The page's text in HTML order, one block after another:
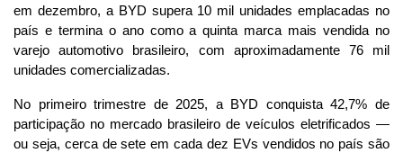
em dezembro, a BYD supera 10 mil unidades emplacadas no
país e termina o ano como a quinta marca mais vendida no
varejo automotivo brasileiro, com aproximadamente 76 mil
unidades comercializadas.
No primeiro trimestre de 2025, a BYD conquista 42,7% de
participação no mercado brasileiro de veículos eletrificados —
ou seja, cerca de sete em cada dez EVs vendidos no país são